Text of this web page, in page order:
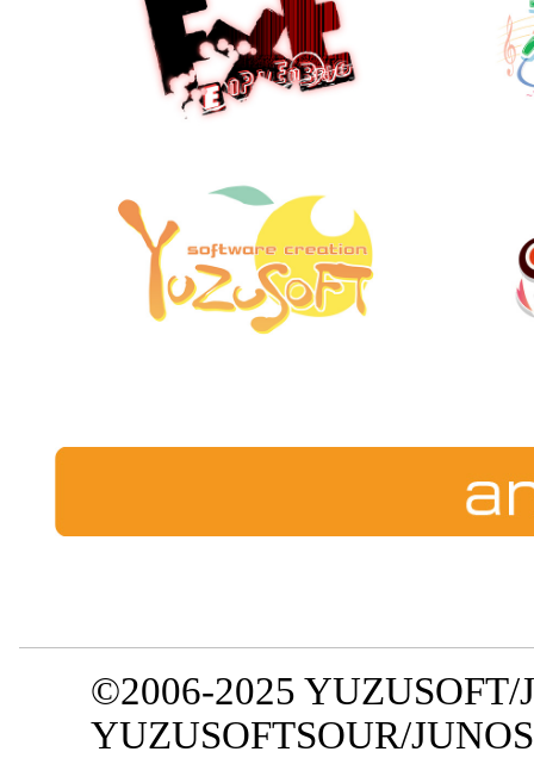
©2006-2025
YUZUSOFTSOUR/